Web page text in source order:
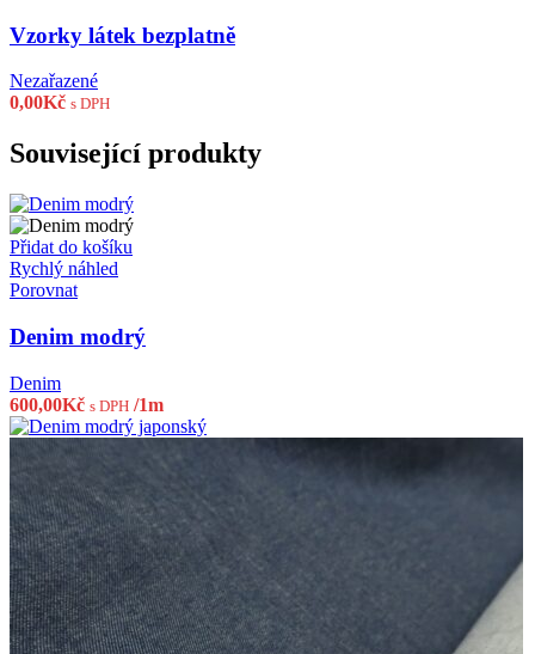
Vzorky látek bezplatně
Nezařazené
0,00Kč s DPH
Související produkty
Přidat do košíku
Rychlý náhled
Porovnat
Denim modrý
Denim
600,00Kč s DPH /1m